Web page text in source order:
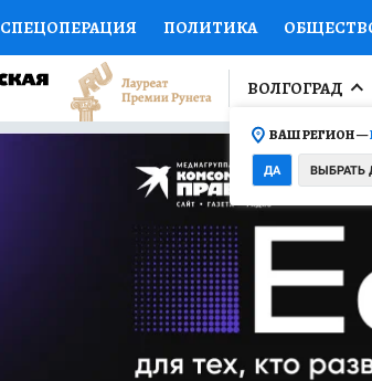
СПЕЦОПЕРАЦИЯ ПОЛИТИКА
НАУКА СПОРТ КОЛУМНИСТЫ
ДОКТОР ФИНАНСЫ ОТКРЫВАЕМ
ПРОГНОЗЫ НА СПОРТ ПРОМОКОДЫ
ТЕЛЕВИЗОР
НОВОЕ НА САЙТЕ
ВОЛГОГРАД
ВАШ РЕГИОН —
ДА ВЫБРАТЬ